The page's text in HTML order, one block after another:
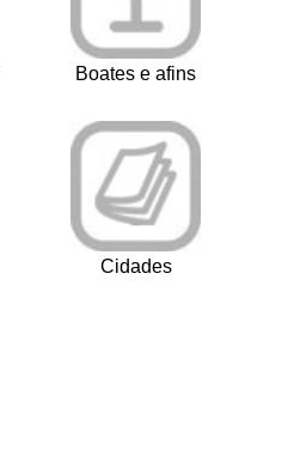
Boates e afins
Cidades